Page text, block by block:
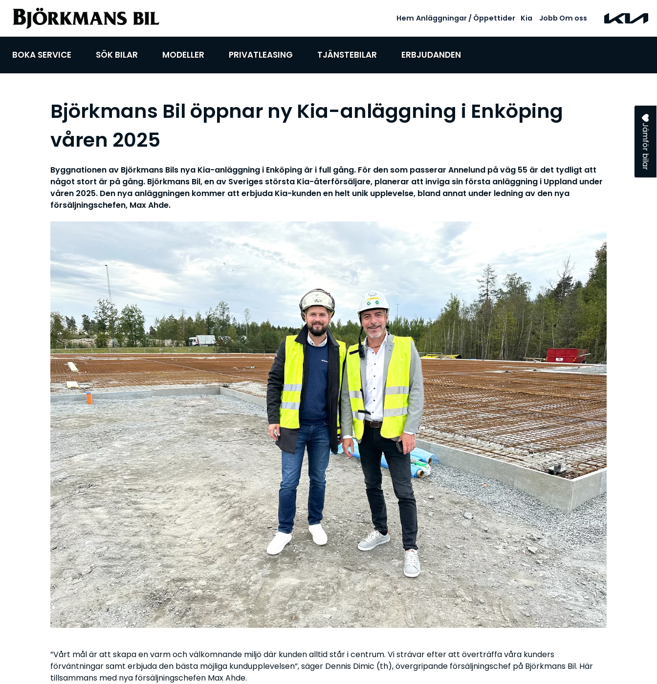
Hem Anläggningar / Öppettider Kia Jobb Om oss
BOKA SERVICE SÖK BILAR MODELLER PRIVATLEASING TJÄNSTEBILAR ERBJUDANDEN
Jämför bilar
Björkmans Bil öppnar ny Kia-anläggning i Enköping
våren 2025
Byggnationen av Björkmans Bils nya Kia-anläggning i Enköping är i full gång. För den som passerar Annelund på väg 55 är det tydligt att
något stort är på gång. Björkmans Bil, en av Sveriges största Kia-återförsäljare, planerar att inviga sin första anläggning i Uppland under
våren 2025. Den nya anläggningen kommer att erbjuda Kia-kunden en helt unik upplevelse, bland annat under ledning av den nya
försäljningschefen, Max Ahde.
”Vårt mål är att skapa en varm och välkomnande miljö där kunden alltid står i centrum. Vi strävar efter att överträffa våra kunders
förväntningar samt erbjuda den bästa möjliga kundupplevelsen”, säger Dennis Dimic (th), övergripande försäljningschef på Björkmans Bil. Här
tillsammans med nya försäljningschefen Max Ahde.